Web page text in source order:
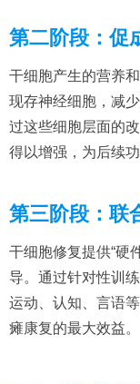
第二阶段：促
干细胞产生的营养
现存神经细胞，减
过这些细胞层面的
得以增强，为后续
第三阶段：联
干细胞修复提供“硬
导。通过针对性训
运动、认知、言语
瘫康复的最大效益。